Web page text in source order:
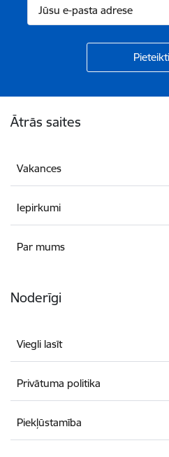
Ātrās saites
Vakances
Iepirkumi
Par mums
Noderīgi
Viegli lasīt
Privātuma politika
Piekļūstamība